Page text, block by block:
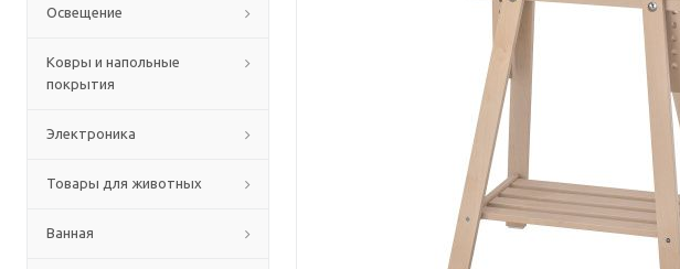
Освещение
Ковры и напольные
покрытия
Электроника
Товары для животных
Ванная